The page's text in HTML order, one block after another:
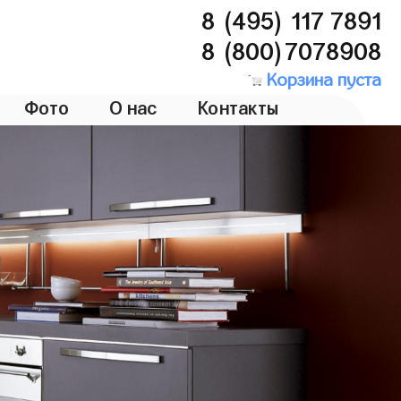
8 (495) 117 7891
8 (800)7078908
Корзина пуста
Фото
О нас Контакты